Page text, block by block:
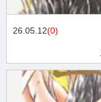
26.05.12(0)